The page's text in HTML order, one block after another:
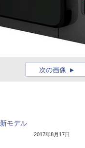
次の画像
モデル
2017年8月17日